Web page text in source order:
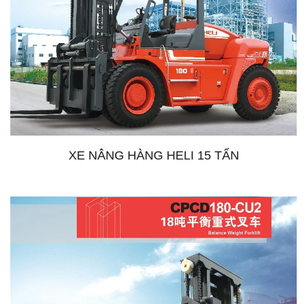
XE NÂNG HÀNG HELI 15 TẤN